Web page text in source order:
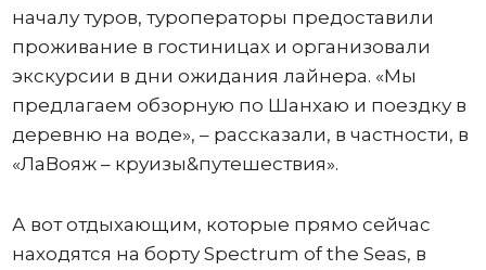
началу туров, туроператоры предоставили
проживание в гостиницах и организовали
экскурсии в дни ожидания лайнера. «Мы
предлагаем обзорную по Шанхаю и поездку в
деревню на воде», – рассказали, в частности, в
«ЛаВояж – круизы&путешествия».
А вот отдыхающим, которые прямо сейчас
находятся на борту Spectrum of the Seas, в